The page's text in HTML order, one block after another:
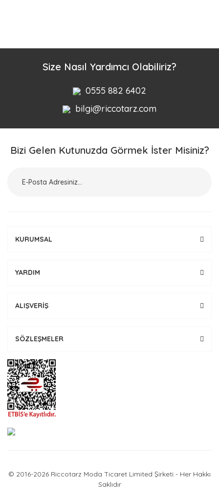
Size Nasıl Yardımcı Olabiliriz?
0555 882 6402
bilgi@riccotarz.com
Bizi Gelen Kutunuzda Görmek İster Misiniz?
KURUMSAL
YARDIM
ALIŞVERİŞ
SÖZLEŞMELER
© 2016-2026 Riccotarz Moda Ticaret Limited Şirketi - Her Hakkı
Saklıdır